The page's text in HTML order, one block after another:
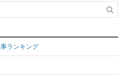
ランキング